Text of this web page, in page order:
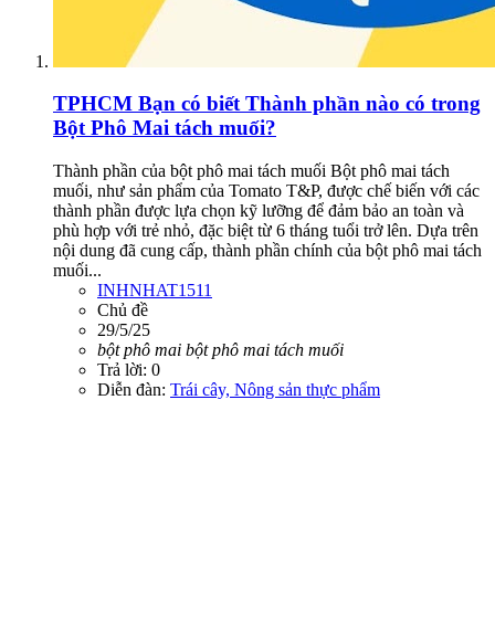
TPHCM Bạn có biết Thành phần nào có trong
Bột Phô Mai tách muối?
Thành phần của bột phô mai tách muối Bột phô mai tách
muối, như sản phẩm của Tomato T&P, được chế biến với các
thành phần được lựa chọn kỹ lưỡng để đảm bảo an toàn và
phù hợp với trẻ nhỏ, đặc biệt từ 6 tháng tuổi trở lên. Dựa trên
nội dung đã cung cấp, thành phần chính của bột phô mai tách
muối...
INHNHAT1511
Chủ đề
29/5/25
bột phô mai bột phô mai tách muối
Trả lời: 0
Diễn đàn: Trái cây, Nông sản thực phẩm